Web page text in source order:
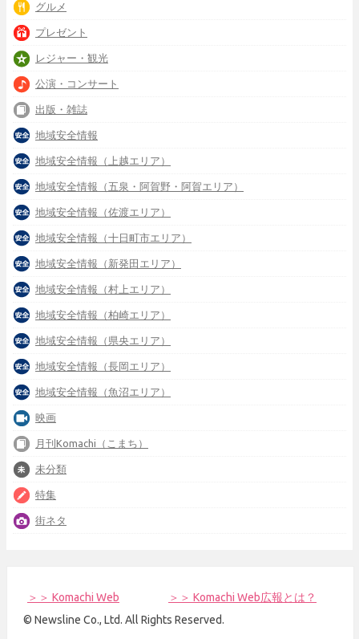
グルメ
プレゼント
レジャー・観光
公演・コンサート
出版・雑誌
地域安全情報
地域安全情報（上越エリア）
地域安全情報（五泉・阿賀野・阿賀エリア）
地域安全情報（佐渡エリア）
地域安全情報（十日町市エリア）
地域安全情報（新発田エリア）
地域安全情報（村上エリア）
地域安全情報（柏崎エリア）
地域安全情報（県央エリア）
地域安全情報（長岡エリア）
地域安全情報（魚沼エリア）
映画
月刊Komachi（こまち）
未分類
特集
街ネタ
＞＞ Komachi Web
＞＞ Komachi Web広報とは？
© Newsline Co., Ltd. All Rights Reserved.